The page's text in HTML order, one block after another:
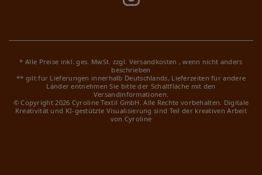
* Alle Preise inkl. ges. MwSt. zzgl. Versandkosten , wenn nicht anders
beschrieben
** gilt für Lieferungen innerhalb Deutschlands, Lieferzeiten für andere
Länder entnehmen Sie bitte der Schaltfläche mit den
Versandinformationen.
© Copyright 2026 Cyroline Textil GmbH. Alle Rechte vorbehalten. Digitale
Kreativität und KI-gestützte Visualisierung sind Teil der kreativen Arbeit
von Cyroline